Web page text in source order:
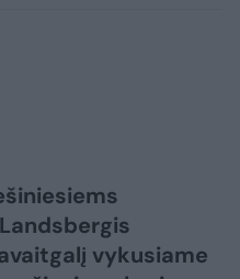
vykusiame